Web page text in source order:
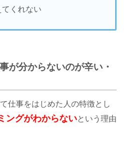
てくれない
が分からないのが辛い・
仕事をはじめた人の特徴とし
ングがわからないという理由